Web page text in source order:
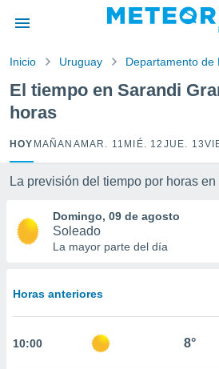
por
para
la
calidad.
a este
las
y
forma
basada
permite
Inicio Uruguay Departamento de
El tiempo en Sarandi
horas
HOY MAÑANA MAR. 11 MIÉ. 12 JUE. 13
La previsión del tiempo por horas
Domingo, 09 de agosto
Soleado
La mayor parte del día
Horas anteriores
10:00 8°